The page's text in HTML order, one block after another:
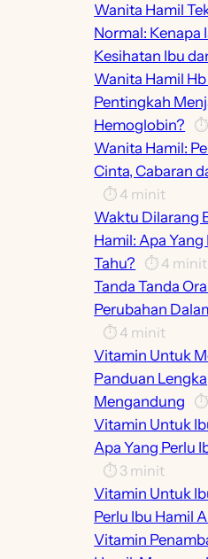
Wanita Hamil
Normal: Kenapa
Kesihatan Ibu
Wanita Hamil
Pentingkah
Hemoglobin? ⏱️
Wanita Hamil:
Cinta, Cabaran
⏱️ 4 minit
Waktu Dilarang
Hamil: Apa
Tahu? ⏱️ 4 minit
Tanda Tanda
Perubahan
⏱️ 4 minit
Vitamin Untuk
Panduan
Mengandung ⏱️
Vitamin Untuk
Apa Yang Perlu
⏱️ 3 minit
Vitamin Untuk
Perlu Ibu Hamil
Vitamin